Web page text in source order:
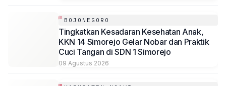
BOJONEGORO
Tingkatkan Kesadaran Kesehatan Anak,
KKN 14 Simorejo Gelar Nobar dan Praktik
Cuci Tangan di SDN 1 Simorejo
09 Agustus 2026